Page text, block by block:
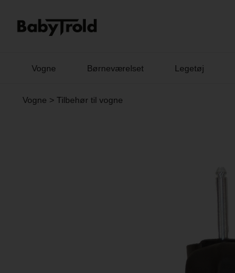
Vogne Børneværelset Legetøj
Vogne > Tilbehør til vogne